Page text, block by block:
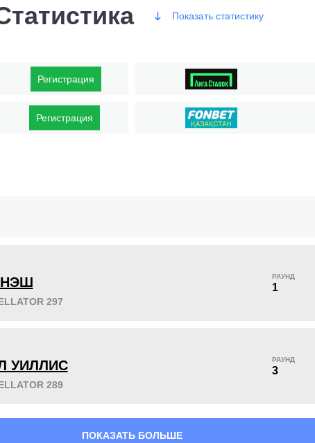
Показатьстатистику
10:2141
Регистрация
Регистрация
297
РАУНД
1
УИЛЛИС
289
РАУНД
3
ПОКАЗАТЬ БОЛЬШЕ